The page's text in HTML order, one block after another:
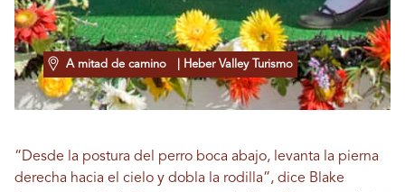
A mitad de camino | Heber Valley Turismo
“Desde la postura del perro boca abajo, levanta la pierna
derecha hacia el cielo y dobla la rodilla”, dice Blake